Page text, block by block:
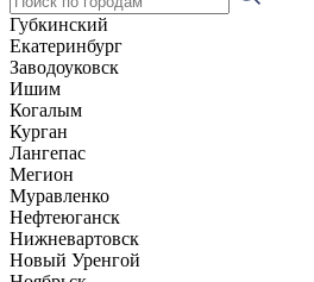
Губкинский
Екатеринбург
Заводоуковск
Ишим
Когалым
Курган
Лангепас
Мегион
Муравленко
Нефтеюганск
Нижневартовск
Новый Уренгой